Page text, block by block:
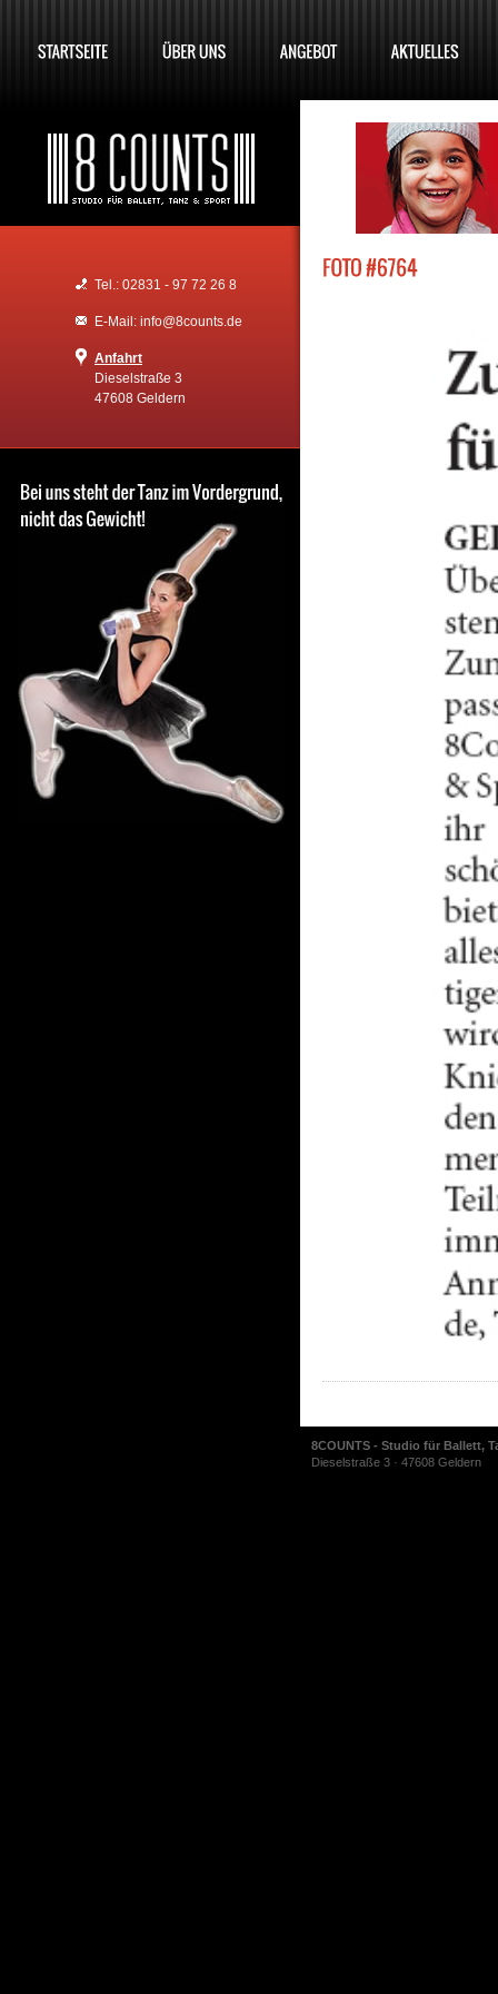
Tel.: 02831 - 97 72 26 8
E-Mail: info@8counts.de
Anfahrt
Dieselstraße 3
47608 Geldern
8COUNTS - Studio für Ballett,
Dieselstraße 3 · 47608 Geldern